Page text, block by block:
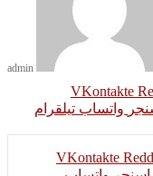
admin
واتساب تيلقرام